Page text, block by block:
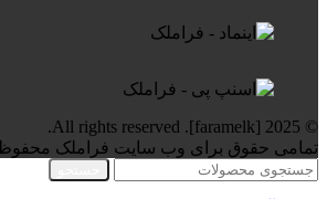
© 2025 [faramelk]. All rights reserved.
تمامی حقوق برای وب سایت فراملک